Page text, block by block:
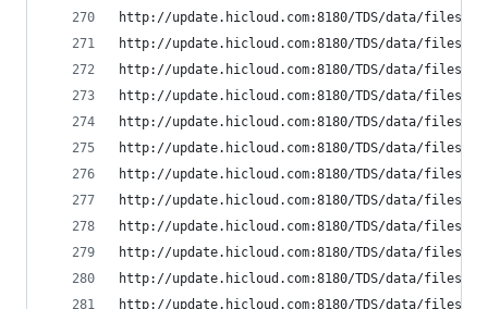
http://update.hicloud.com:8180/TDS/data/files/p9/
http://update.hicloud.com:8180/TDS/data/files/p9/
http://update.hicloud.com:8180/TDS/data/files/p9/
http://update.hicloud.com:8180/TDS/data/files/p9/
http://update.hicloud.com:8180/TDS/data/files/
http://update.hicloud.com:8180/TDS/data/files/p9/
http://update.hicloud.com:8180/TDS/data/files/p9/
http://update.hicloud.com:8180/TDS/data/files/p9/
http://update.hicloud.com:8180/TDS/data/files/p9/
http://update.hicloud.com:8180/TDS/data/files/p9/
http://update.hicloud.com:8180/TDS/data/files/p9/
http://update.hicloud.com:8180/TDS/data/files/p9/